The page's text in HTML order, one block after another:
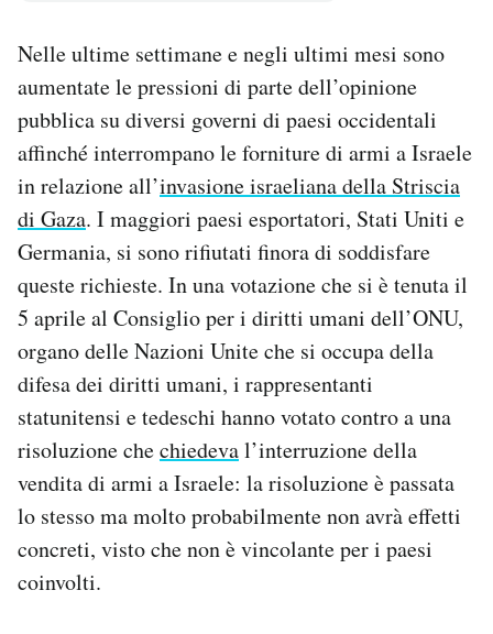
AREA PERSONALE
Area Personale
Newsletter
Regala il Post
Hai bisogno di aiuto?
Esci
Nelle ultime settimane e negli ultimi mesi sono
aumentate le pressioni di parte dell’opinione
pubblica su diversi governi di paesi occidentali
affinché interrompano le forniture di armi a Israele
in relazione all’invasione israeliana della Striscia
di Gaza. I maggiori paesi esportatori, Stati Uniti e
Germania, si sono rifiutati finora di soddisfare
queste richieste. In una votazione che si è tenuta il
5 aprile al Consiglio per i diritti umani dell’ONU,
organo delle Nazioni Unite che si occupa della
difesa dei diritti umani, i rappresentanti
statunitensi e tedeschi hanno votato contro a una
risoluzione chechiedeval’interruzione della
vendita di armi a Israele: la risoluzione è passata
lo stesso ma molto probabilmente non avrà effetti
concreti, visto che non è vincolante per i paesi
coinvolti.